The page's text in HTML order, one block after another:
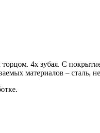
4х зубая. С
материалов – сталь,